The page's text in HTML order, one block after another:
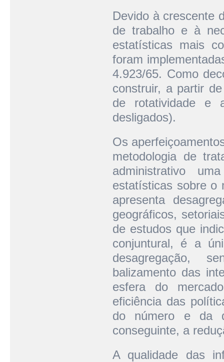
Devido à crescente
de trabalho e à
estatísticas mais
foram
4.923/65. Como
construir, a partir
de rotatividade e
desligados).
Os
metodologia de
administrativo
estatísticas sobre o
apresenta
geográficos,
de estudos que
conjuntural, é a
desagregação,
balizamento das
esfera do
eficiência das
do número e da
conseguinte, a
A qualidade das